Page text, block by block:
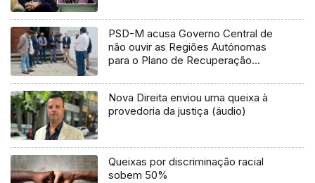
PSD-M acusa Governo Central de
não ouvir as Regiões Autónomas
para o Plano de Recuperação
Nova Direita enviou uma queixa à
provedoria da justiça (áudio)
Queixas por discriminação racial
sobem 50%